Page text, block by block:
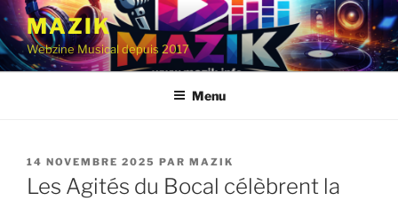
Aller
contenu
principal
MAZIK
Webzine Musical depuis 2017
Menu
PUBLIÉ
LE
14 NOVEMBRE 2025 PAR MAZIK
Les Agités du Bocal célèbrent la